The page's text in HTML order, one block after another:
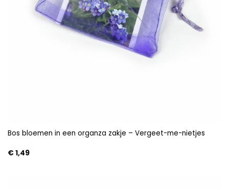
Bos bloemen in een organza zakje – Vergeet-me-nietjes
€1,49